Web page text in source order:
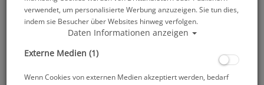
verwendet, um personalisierte Werbung anzuzeigen. Sie tun dies,
indem sie Besucher über Websites hinweg verfolgen.
Daten Informationen anzeigen
Externe Medien (1)
Wenn Cookies von externen Medien akzeptiert werden, bedarf